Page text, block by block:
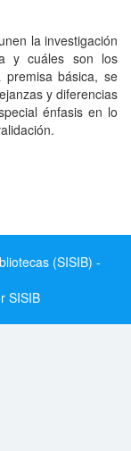
la investigación
y cuáles son los
básica, se
y diferencias
énfasis en lo
(SISIB) -
SISIB